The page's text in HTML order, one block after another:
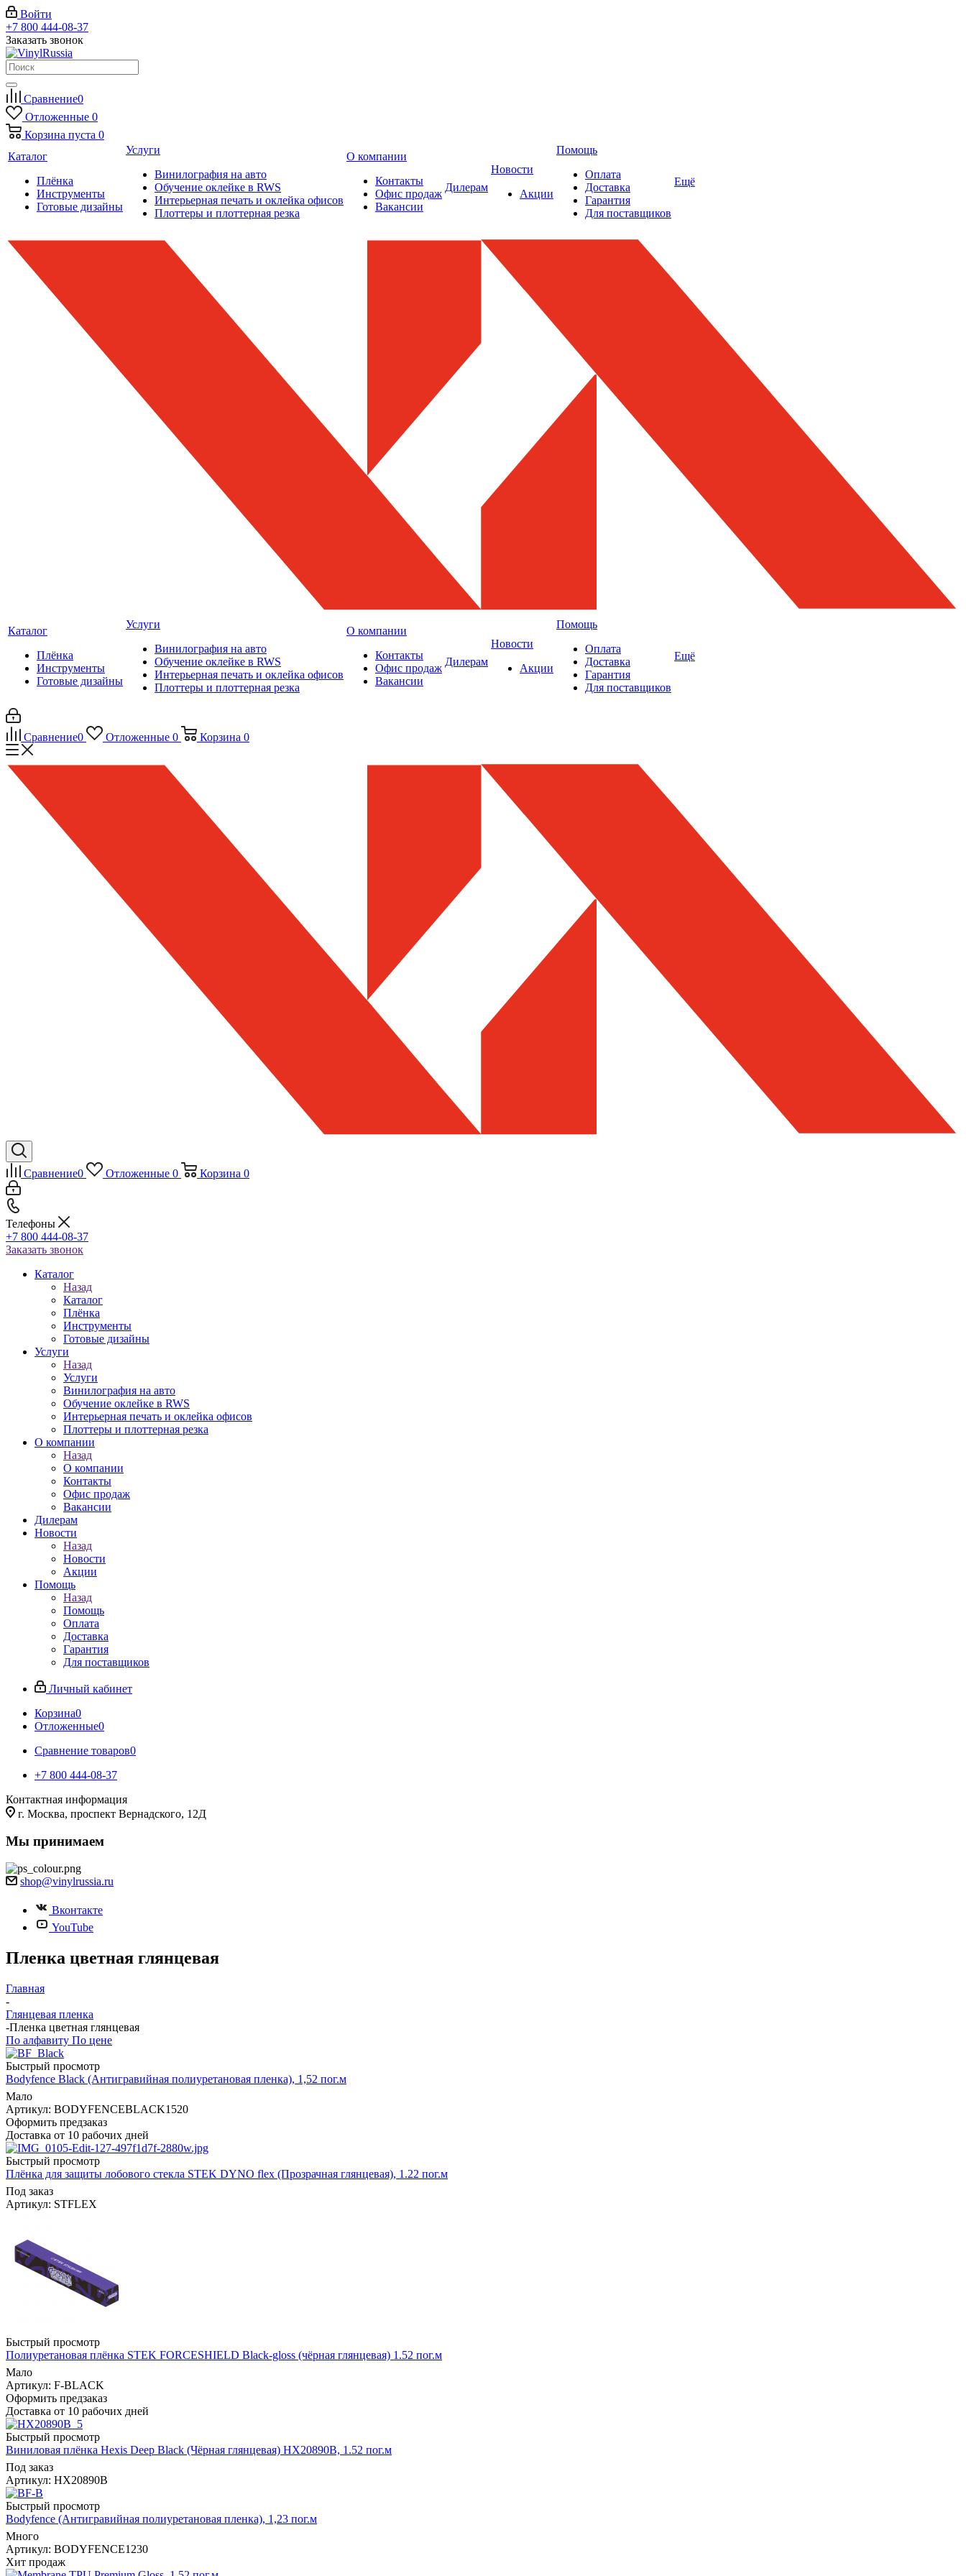
Войти
+7 800 444-08-37
Заказать звонок
Сравнение0
Отложенные 0
Корзина пуста 0
Каталог
Плёнка
Инструменты
Готовые дизайны
Услуги
Винилография на авто
Обучение оклейке в RWS
Интерьерная печать и оклейка офисов
Плоттеры и плоттерная резка
О компании
Контакты
Офис продаж
Вакансии
Дилерам
Новости
Акции
Помощь
Оплата
Доставка
Гарантия
Для поставщиков
Ещё
Каталог
Плёнка
Инструменты
Готовые дизайны
Услуги
Винилография на авто
Обучение оклейке в RWS
Интерьерная печать и оклейка офисов
Плоттеры и плоттерная резка
О компании
Контакты
Офис продаж
Вакансии
Дилерам
Новости
Акции
Помощь
Оплата
Доставка
Гарантия
Для поставщиков
Ещё
Сравнение0 Отложенные 0 Корзина 0
Сравнение0 Отложенные 0 Корзина 0
Телефоны
+7 800 444-08-37
Заказать звонок
Каталог
Назад
Каталог
Плёнка
Инструменты
Готовые дизайны
Услуги
Назад
Услуги
Винилография на авто
Обучение оклейке в RWS
Интерьерная печать и оклейка офисов
Плоттеры и плоттерная резка
О компании
Назад
О компании
Контакты
Офис продаж
Вакансии
Дилерам
Новости
Назад
Новости
Акции
Помощь
Назад
Помощь
Оплата
Доставка
Гарантия
Для поставщиков
Личный кабинет
Корзина0
Отложенные0
Сравнение товаров0
+7 800 444-08-37
Контактная информация
г. Москва, проспект Вернадского, 12Д
Мы принимаем
shop@vinylrussia.ru
Вконтакте
YouTube
Пленка цветная глянцевая
Главная
-
Глянцевая пленка
-Пленка цветная глянцевая
По алфавиту По цене
Быстрый просмотр
Bodyfence Black (Антигравийная полиуретановая пленка), 1,52 пог.м
Мало
Артикул: BODYFENCEBLACK1520
Оформить предзаказ
Доставка от 10 рабочих дней
Быстрый просмотр
Плёнка для защиты лобового стекла STEK DYNO flex (Прозрачная глянцевая), 1.22 пог.м
Под заказ
Артикул: STFLEX
Быстрый просмотр
Полиуретановая плёнка STEK FORCESHIELD Black-gloss (чёрная глянцевая) 1.52 пог.м
Мало
Артикул: F-BLACK
Оформить предзаказ
Доставка от 10 рабочих дней
Быстрый просмотр
Виниловая плёнка Hexis Deep Black (Чёрная глянцевая) HX20890B, 1.52 пог.м
Под заказ
Артикул: HX20890B
Быстрый просмотр
Bodyfence (Антигравийная полиуретановая пленка), 1,23 пог.м
Много
Артикул: BODYFENCE1230
Хит продаж